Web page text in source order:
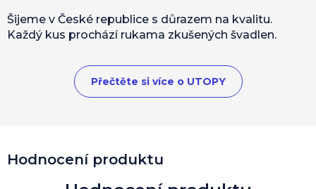
Hodnocení produktu
Šijeme v České republice s důrazem na kvalitu.
Každý kus prochází rukama zkušených švadlen.
Přečtěte si více o UTOPY